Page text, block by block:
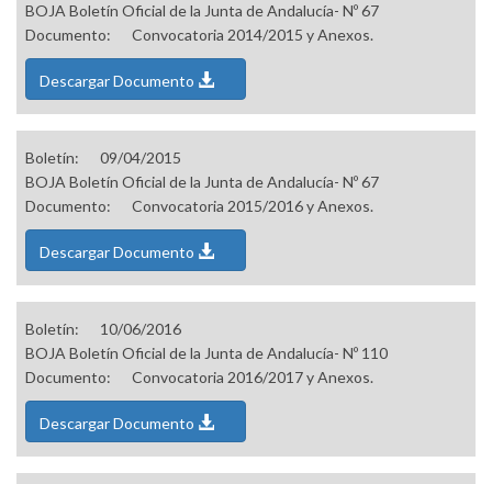
BOJA Boletín Oficial de la Junta de Andalucía- Nº 67
Documento:
Convocatoria 2014/2015 y Anexos.
Descargar Documento
Boletín:
09/04/2015
BOJA Boletín Oficial de la Junta de Andalucía- Nº 67
Documento:
Convocatoria 2015/2016 y Anexos.
Descargar Documento
Boletín:
10/06/2016
BOJA Boletín Oficial de la Junta de Andalucía- Nº 110
Documento:
Convocatoria 2016/2017 y Anexos.
Descargar Documento